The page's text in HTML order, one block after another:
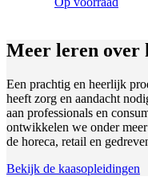
Meer leren over
Een prachtig en heerlijk
heeft zorg en aandacht
aan professionals en
ontwikkelen we onder meer
de horeca, retail en
Bekijk de kaasopleidingen